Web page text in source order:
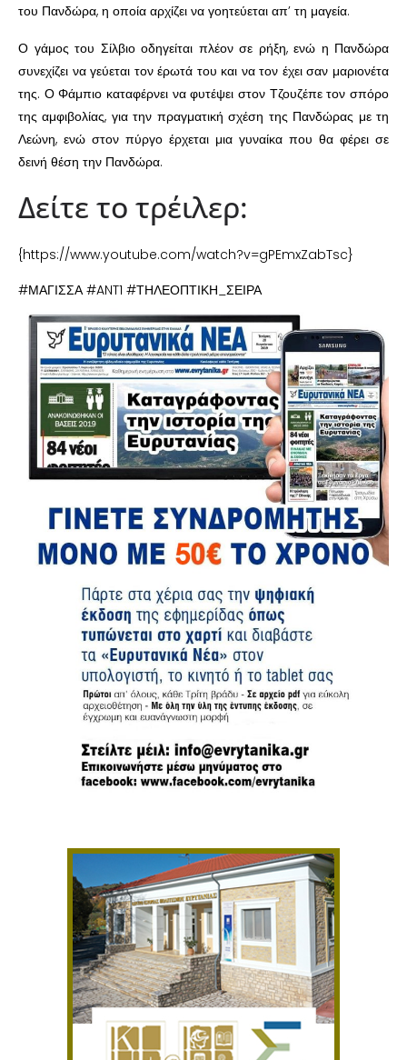
του Πανδώρα, η οποία αρχίζει να γοητεύεται απ’ τη μαγεία.
Ο γάμος του Σίλβιο οδηγείται πλέον σε ρήξη, ενώ η Πανδώρα
συνεχίζει να γεύεται τον έρωτά του και να τον έχει σαν μαριονέτα
της. Ο Φάμπιο καταφέρνει να φυτέψει στον Τζουζέπε τον σπόρο
της αμφιβολίας, για την πραγματική σχέση της Πανδώρας με τη
Λεώνη, ενώ στον πύργο έρχεται μια γυναίκα που θα φέρει σε
δεινή θέση την Πανδώρα.
Δείτε το τρέιλερ:
{https://www.youtube.com/watch?v=gPEmxZabTsc}
#ΜΑΓΙΣΣΑ #ANT1 #ΤΗΛΕΟΠΤΙΚΗ_ΣΕΙΡΑ